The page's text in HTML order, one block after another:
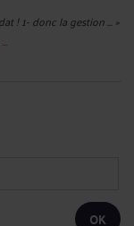
! 1- donc la gestion ... »